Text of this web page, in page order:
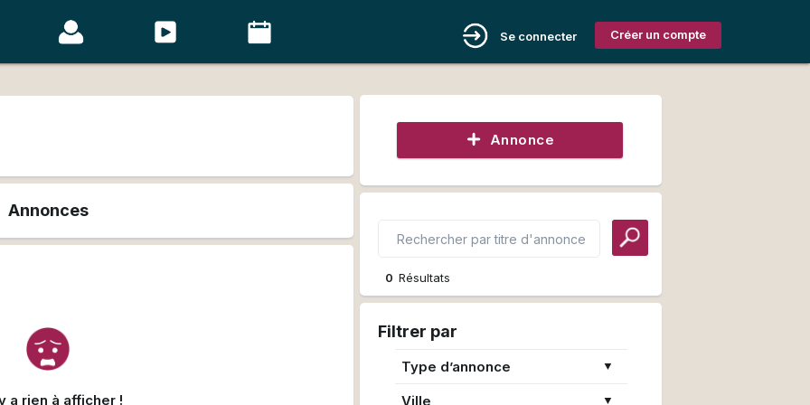
Créer un compte
Se connecter
Annonces
a rien à afficher !
Annonce
0 Résultats
Filtrer par
Type d’annonce ▼
Ville ▼